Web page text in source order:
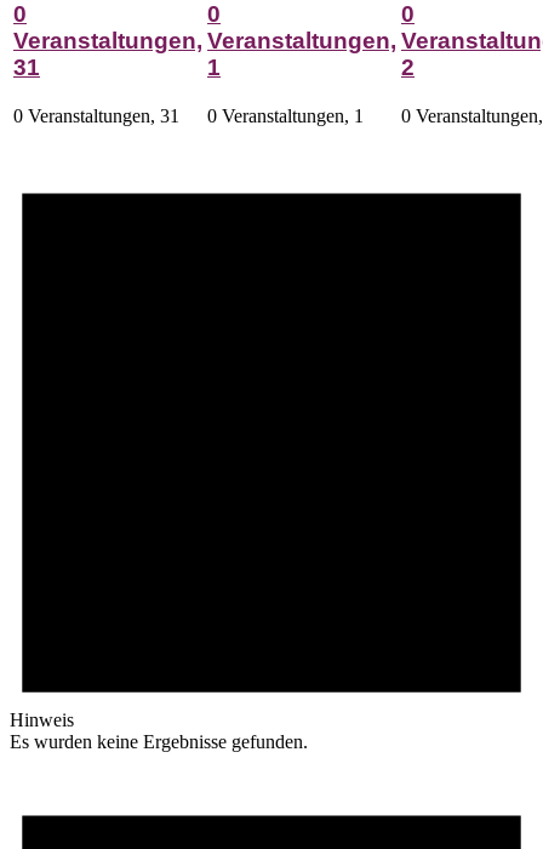
0
Veranstaltungen,
31
0 Veranstaltungen, 31
0
Veranstaltungen,
1
0 Veranstaltungen, 1
0
2
0
Hinweis
Es wurden keine Ergebnisse gefunden.